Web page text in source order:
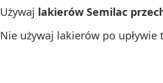
Używaj lakierów Semilac
Nie używaj lakierów po